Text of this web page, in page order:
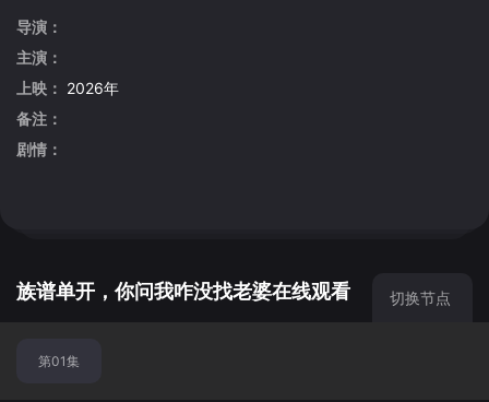
导演：
主演：
上映： 2026年
备注：
剧情：
族谱单开，你问我咋没找老婆在线观看 切换节点
第01集